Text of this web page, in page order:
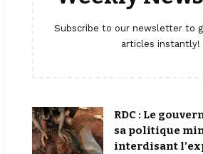
Subscribe to our newsletter to
articles instantly!
RDC : Le
sa politique
interdisant